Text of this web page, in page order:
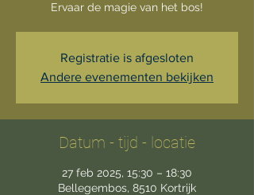
Ervaar de magie van het bos!
Registratie is afgesloten
Andere evenementen bekijken
Datum - tijd - locatie
27 feb 2025, 15:30 – 18:30
Bellegembos, 8510 Kortrijk